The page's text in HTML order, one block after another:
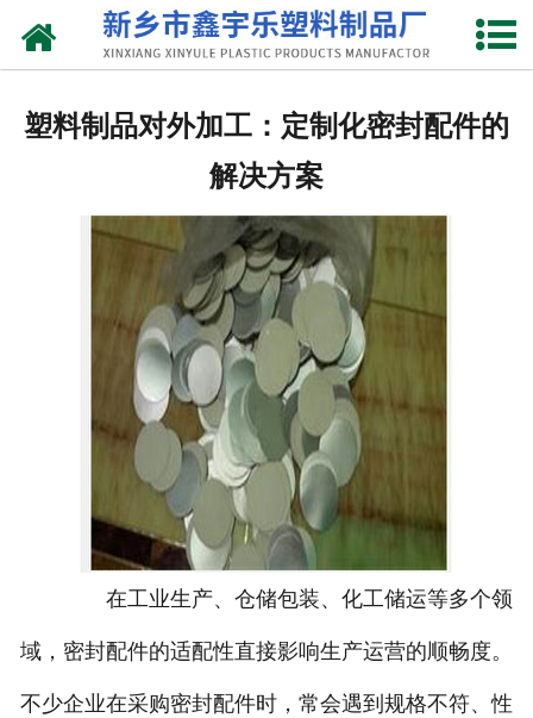
网站首页
新闻中心
资质荣誉
联系我们
塑料制品对外加工：定制化密封配件的
解决方案
在工业生产、仓储包装、化工储运等多个领
域，密封配件的适配性直接影响生产运营的顺畅度。
不少企业在采购密封配件时，常会遇到规格不符、性